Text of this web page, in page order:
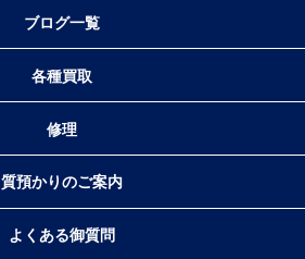
ブログ一覧
各種買取
修理
質預かりのご案内
よくある御質問